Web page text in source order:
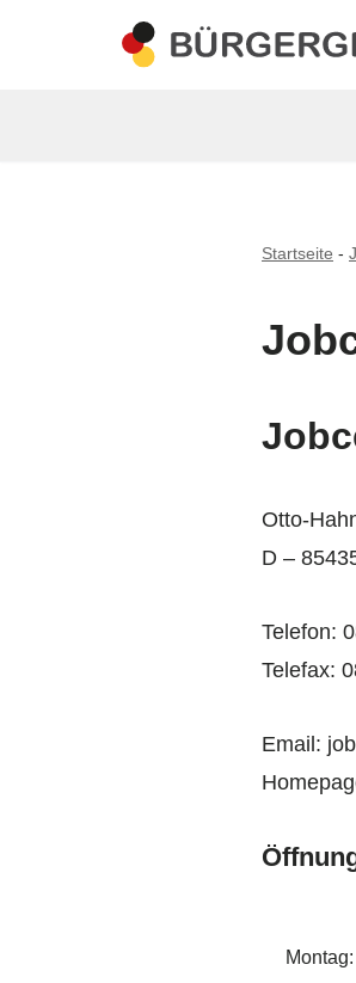
Startseite -
Otto-
D –
Telefon:
Telefax:
Email:
Montag: